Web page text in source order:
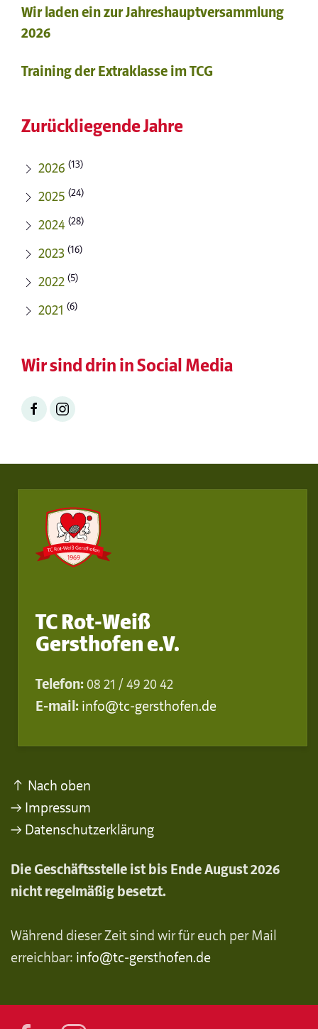
Wir laden ein zur Jahreshauptversammlung
2026
Training der Extraklasse im TCG
Zurückliegende Jahre
2026 (13)
2025 (24)
2024 (28)
2023 (16)
2022 (5)
2021 (6)
Wir sind drin in Social Media
TC Rot-Weiß
Gersthofen e.V.
Telefon: 08 21 / 49 20 42
E-mail: info@tc-gersthofen.de
↑ Nach oben
→ Impressum
→ Datenschutzerklärung
Die Geschäftsstelle ist bis Ende August 2026
nicht regelmäßig besetzt.
Während dieser Zeit sind wir für euch per Mail
erreichbar: info@tc-gersthofen.de